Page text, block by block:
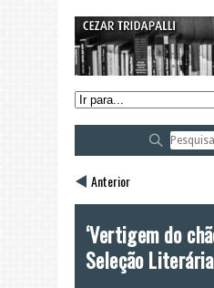
Anterior
‘Vertigem do
Seleção Literária